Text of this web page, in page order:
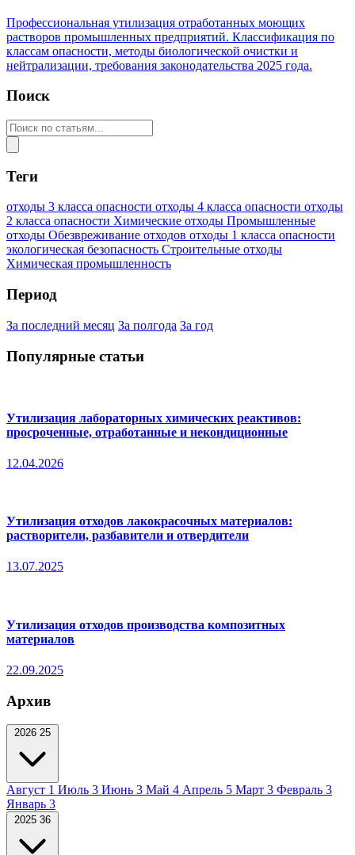
Профессиональная утилизация отработанных моющих
растворов промышленных предприятий. Классификация по
классам опасности, методы биологической очистки и
нейтрализации, требования законодательства 2025 года.
Поиск
Теги
отходы 3 класса опасности отходы 4 класса опасности отходы
2 класса опасности Химические отходы Промышленные
отходы Обезвреживание отходов отходы 1 класса опасности
экологическая безопасность Строительные отходы
Химическая промышленность
Период
За последний месяц За полгода За год
Популярные статьи
Утилизация лабораторных химических реактивов:
просроченные, отработанные и некондиционные
12.04.2026
Утилизация отходов лакокрасочных материалов:
растворители, разбавители и отвердители
13.07.2025
Утилизация отходов производства композитных
материалов
22.09.2025
Архив
2026 25
Август 1 Июль 3 Июнь 3 Май 4 Апрель 5 Март 3 Февраль 3
Январь 3
2025 36